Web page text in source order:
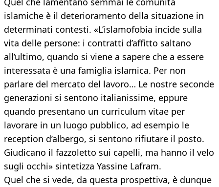
islamiche è il deterioramento della situazione in
determinati contesti. «L’islamofobia incide sulla
vita delle persone: i contratti d’affitto saltano
all’ultimo, quando si viene a sapere che a essere
interessata è una famiglia islamica. Per non
parlare del mercato del lavoro… Le nostre seconde
generazioni si sentono italianissime, eppure
quando presentano un curriculum vitae per
lavorare in un luogo pubblico, ad esempio le
reception d’albergo, si sentono rifiutare il posto.
Giudicano il fazzoletto sui capelli, ma hanno il velo
sugli occhi» sintetizza Yassine Lafram.
Quel che si vede, da questa prospettiva, è dunque